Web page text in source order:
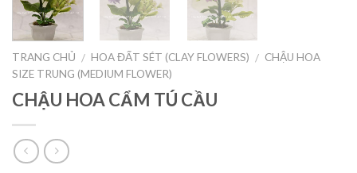
TRANG CHỦ / HOA ĐẤT SÉT (CLAY FLOWERS) / CHẬU HOA
SIZE TRUNG (MEDIUM FLOWER)
CHẬU HOA CẨM TÚ CẦU